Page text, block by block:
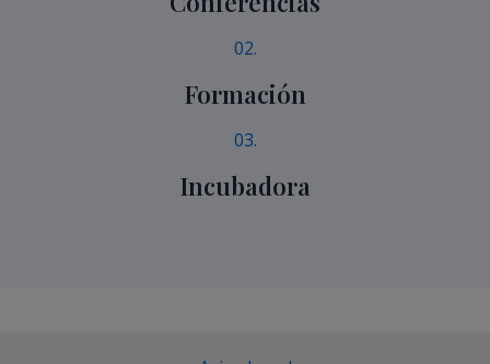
02.
Formación
03.
Incubadora